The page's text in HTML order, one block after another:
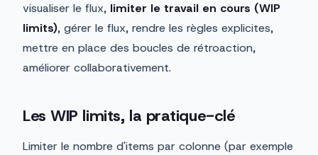
visualiser le flux, limiter le travail en cours (WIP
limits), gérer le flux, rendre les règles explicites,
mettre en place des boucles de rétroaction,
améliorer collaborativement.
Les WIP limits, la pratique-clé
Limiter le nombre d'items par colonne (par exemple